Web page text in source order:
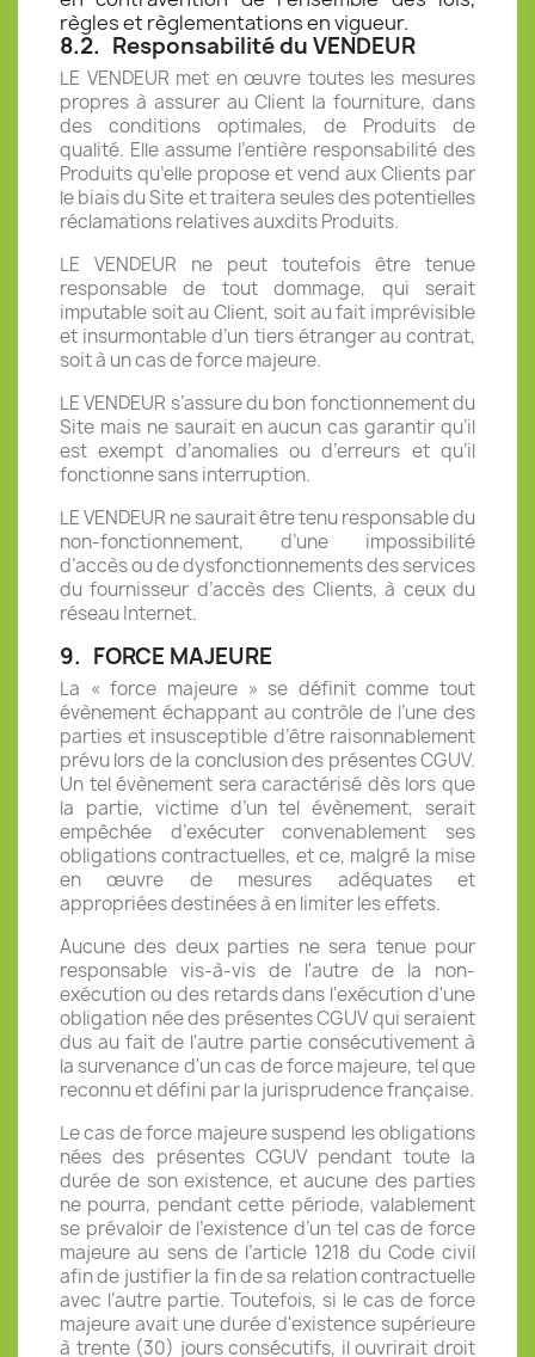
règles et règlementations en vigueur.
8.2. Responsabilité du VENDEUR
LE VENDEUR met en œuvre toutes les mesures
propres à assurer au Client la fourniture, dans
des conditions optimales, de Produits de
qualité. Elle assume l’entière responsabilité des
Produits qu’elle propose et vend aux Clients par
le biais du Site et traitera seules des potentielles
réclamations relatives auxdits Produits.
LE VENDEUR ne peut toutefois être tenue
responsable de tout dommage, qui serait
imputable soit au Client, soit au fait imprévisible
et insurmontable d’un tiers étranger au contrat,
soit à un cas de force majeure.
LE VENDEUR s’assure du bon fonctionnement du
Site mais ne saurait en aucun cas garantir qu’il
est exempt d’anomalies ou d’erreurs et qu’il
fonctionne sans interruption.
LE VENDEUR ne saurait être tenu responsable du
non-fonctionnement, d’une impossibilité
d’accès ou de dysfonctionnements des services
du fournisseur d’accès des Clients, à ceux du
réseau Internet.
9. FORCE MAJEURE
La « force majeure » se définit comme tout
évènement échappant au contrôle de l’une des
parties et insusceptible d’être raisonnablement
prévu lors de la conclusion des présentes CGUV.
Un tel évènement sera caractérisé dès lors que
la partie, victime d’un tel évènement, serait
empêchée d’exécuter convenablement ses
obligations contractuelles, et ce, malgré la mise
en œuvre de mesures adéquates et
appropriées destinées à en limiter les effets.
Aucune des deux parties ne sera tenue pour
responsable vis-à-vis de l'autre de la non-
exécution ou des retards dans l'exécution d'une
obligation née des présentes CGUV qui seraient
dus au fait de l'autre partie consécutivement à
la survenance d'un cas de force majeure, tel que
reconnu et défini par la jurisprudence française.
Le cas de force majeure suspend les obligations
nées des présentes CGUV pendant toute la
durée de son existence, et aucune des parties
ne pourra, pendant cette période, valablement
se prévaloir de l’existence d’un tel cas de force
majeure au sens de l’article 1218 du Code civil
afin de justifier la fin de sa relation contractuelle
avec l’autre partie. Toutefois, si le cas de force
majeure avait une durée d'existence supérieure
à trente (30) jours consécutifs, il ouvrirait droit